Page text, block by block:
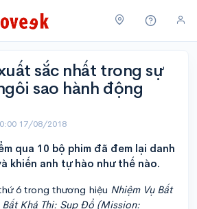
sắc nhất trong sự
sao hành động
17/08/2018
qua 10 bộ phim đã đem lại danh
khiến anh tự hào như thế nào.
6 trong thương hiệu Nhiệm Vụ Bất
Bất Khả Thi: Sụp Đổ (Mission: